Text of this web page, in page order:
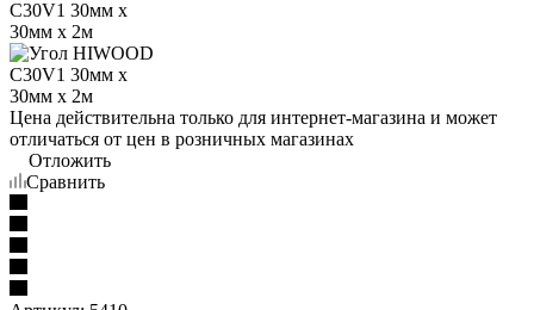
Цена действительна только для интернет-магазина и может
отличаться от цен в розничных магазинах
Отложить
Сравнить